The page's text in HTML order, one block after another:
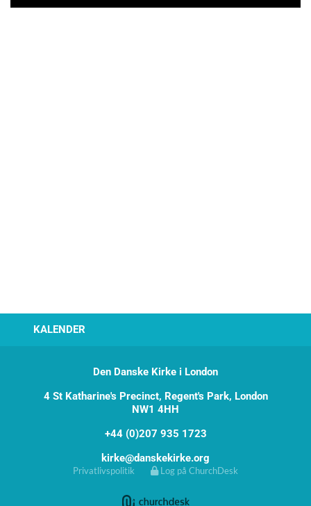
KALENDER
Den Danske Kirke i London
4 St Katharine's Precinct, Regent's Park, London
NW1 4HH
+44 (0)207 935 1723
kirke@danskekirke.org
Privatlivspolitik Log på ChurchDesk